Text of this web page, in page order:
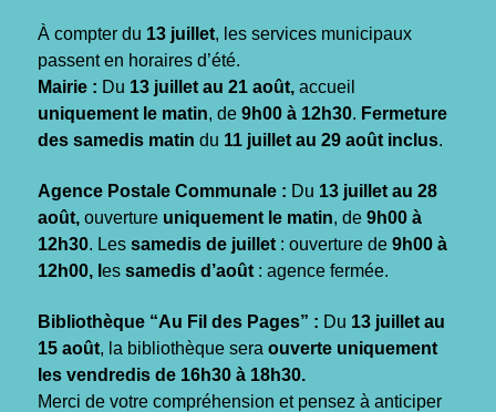
À compter du 13 juillet, les services municipaux
passent en horaires d’été.
Mairie : Du 13 juillet au 21 août, accueil
uniquement le matin, de 9h00 à 12h30. Fermeture
des samedis matin du 11 juillet au 29 août inclus.
Agence Postale Communale : Du 13 juillet au 28
août, ouverture uniquement le matin, de 9h00 à
12h30. Les samedis de juillet : ouverture de 9h00 à
12h00, l es samedis d’août : agence fermée.
Bibliothèque “Au Fil des Pages” : Du 13 juillet au
15 août, la bibliothèque sera ouverte uniquement
les vendredis de 16h30 à 18h30.
Merci de votre compréhension et pensez à anticiper